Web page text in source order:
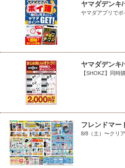
ヤマダデンキ
ヤマダアプリでポ
ヤマダデンキ
【SHOKZ】同時
フレンドマー
8/8（土）〜クリ